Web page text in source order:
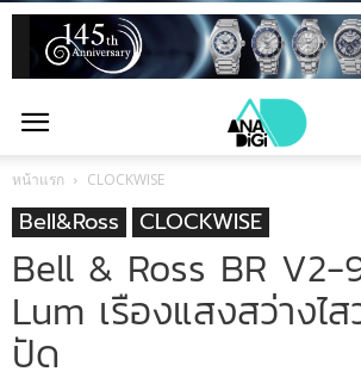
หน้าแรก CLOCKWISE
Bell&Ross CLOCKWISE
Bell & Ross BR V2-
Lum เรืองแสงสว่างไ
ปัด